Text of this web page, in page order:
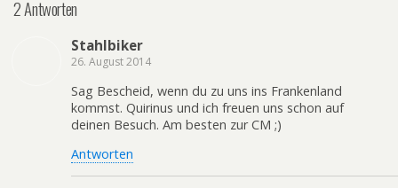
2 Antworten
Stahlbiker
26. August 2014
Sag Bescheid, wenn du zu uns ins Frankenland
kommst. Quirinus und ich freuen uns schon auf
deinen Besuch. Am besten zur CM ;)
Antworten